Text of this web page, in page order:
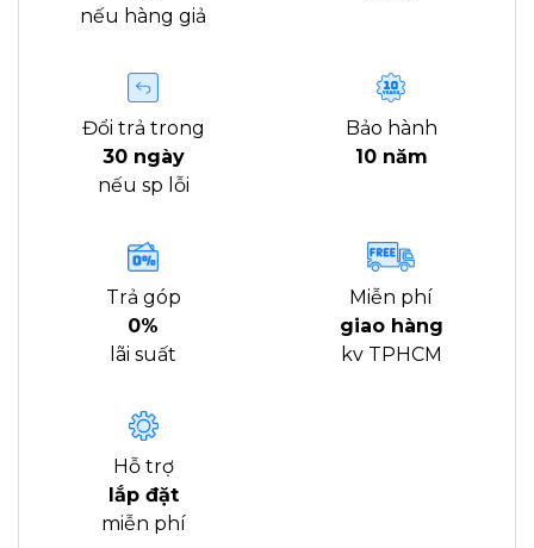
nếu hàng giả
Đổi trả trong
30 ngày
nếu sp lỗi
Bảo hành
10 năm
Trả góp
0%
lãi suất
Miễn phí
giao hàng
kv TPHCM
Hỗ trợ
lắp đặt
miễn phí